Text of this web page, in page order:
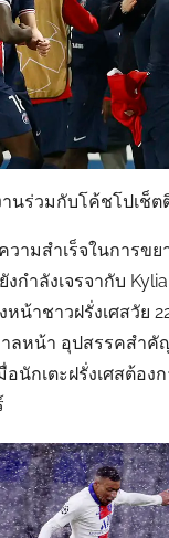
านร่วมกับโค้ชโปเช็
วามสำเร็จในการข
งกำลังเจรจากับ
หน้าชาวฝรั่งเศสวัย
ลหน้า อุปสรรคสำ
นักเตะฝรั่งเศสต้องก